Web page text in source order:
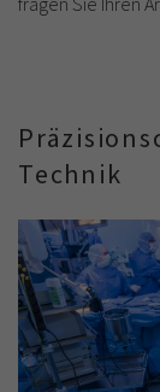
Technik